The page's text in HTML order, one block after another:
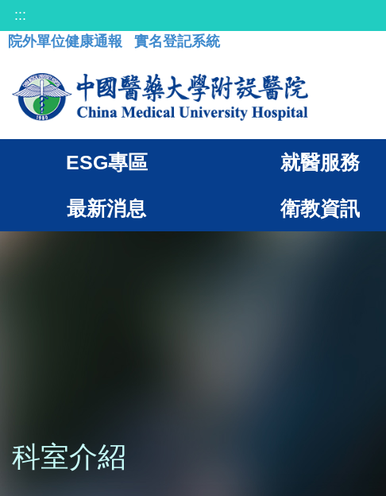
:::
院外單位健康通報
實名登記系統
ESG專區 就醫服務
最新消息 衛教資訊
科室介紹